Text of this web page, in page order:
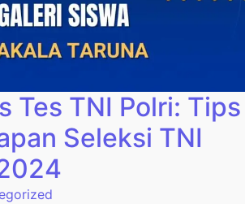
Tes TNI Polri: Tips
Seleksi TNI